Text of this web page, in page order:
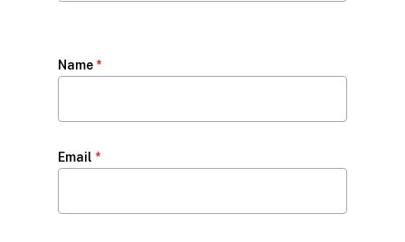
Name *
Email *